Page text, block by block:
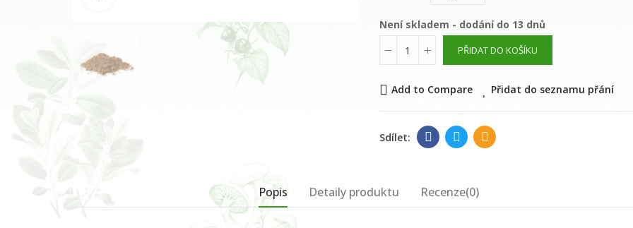
Není skladem - dodání do 13 dnů
PŘIDAT DO KOŠÍKU
Add to Compare Přidat do seznamu přání
Popis Detaily produktu Recenze(0)
listy 100g